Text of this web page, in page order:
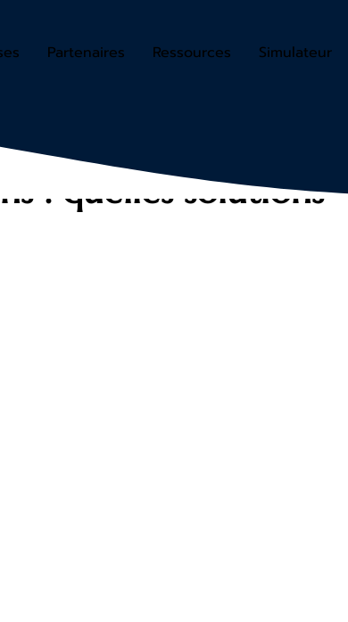
Partenaires Ressources Simulateur
: quelles solutions